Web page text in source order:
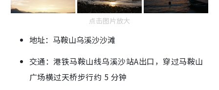
点击图片放大
地址：马鞍山乌溪沙沙滩
交通：港铁马鞍山线乌溪沙站A出口，穿过马鞍山
广场横过天桥步行约 5 分钟